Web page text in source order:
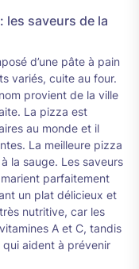
les saveurs de la
d’une pâte à pain
variés, cuite au four.
provient de la ville
La pizza est
au monde et il
La meilleure pizza
la sauge. Les saveurs
parfaitement
un plat délicieux et
nutritive, car les
A et C, tandis
aident à prévenir